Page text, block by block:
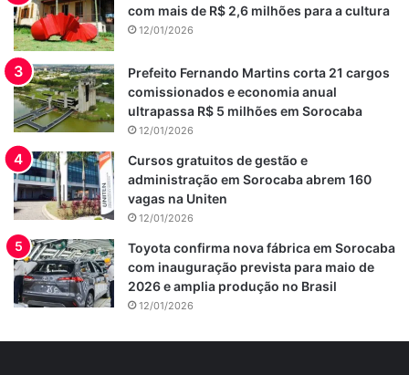
com mais de R$ 2,6 milhões para a cultura
12/01/2026
Prefeito Fernando Martins corta 21 cargos
comissionados e economia anual
ultrapassa R$ 5 milhões em Sorocaba
12/01/2026
Cursos gratuitos de gestão e
administração em Sorocaba abrem 160
vagas na Uniten
12/01/2026
Toyota confirma nova fábrica em Sorocaba
com inauguração prevista para maio de
2026 e amplia produção no Brasil
12/01/2026